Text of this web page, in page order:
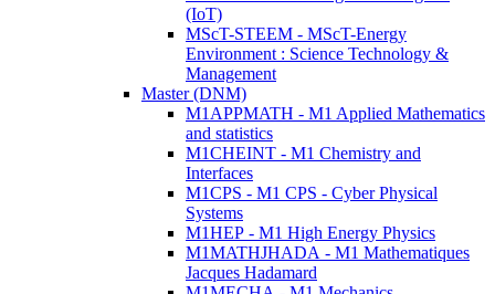
(IoT)
MScT-STEEM - MScT-Energy
Environment : Science Technology &
Management
Master (DNM)
M1APPMATH - M1 Applied Mathematics
and statistics
M1CHEINT - M1 Chemistry and
Interfaces
M1CPS - M1 CPS - Cyber Physical
Systems
M1HEP - M1 High Energy Physics
M1MATHJHADA - M1 Mathematiques
Jacques Hadamard